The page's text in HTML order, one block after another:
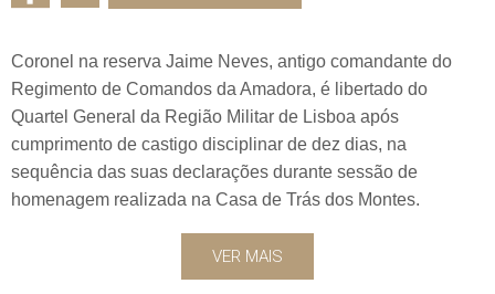
Coronel na reserva Jaime Neves, antigo comandante do
Regimento de Comandos da Amadora, é libertado do
Quartel General da Região Militar de Lisboa após
cumprimento de castigo disciplinar de dez dias, na
sequência das suas declarações durante sessão de
homenagem realizada na Casa de Trás dos Montes.
VER MAIS